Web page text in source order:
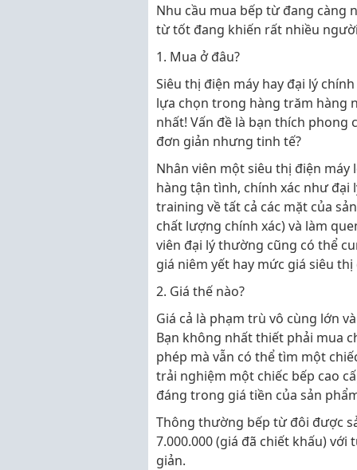
Nhu cầu mua bếp từ đang càng
từ tốt đang khiến rất nhiều
1. Mua ở đâu?
Siêu thị điện máy hay đại lý
lựa chọn trong hàng trăm hàng
nhất! Vấn đề là bạn thích phong
đơn giản nhưng tinh tế?
Nhân viên một siêu thị điện máy
hàng tận tình, chính xác như
training về tất cả các mặt của
chất lượng chính xác) và làm
viên đại lý thường cũng có thể
giá niêm yết hay mức giá siêu
2. Giá thế nào?
Giá cả là phạm trù vô cùng lớn
Bạn không nhất thiết phải mua
phép mà vẫn có thể tìm một
trải nghiệm một chiếc bếp cao
đáng trong giá tiền của sản
Thông thường bếp từ đôi được
7.000.000 (giá đã chiết khấu)
giản.